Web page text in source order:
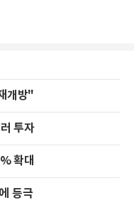
개방"
투자
확대
등극